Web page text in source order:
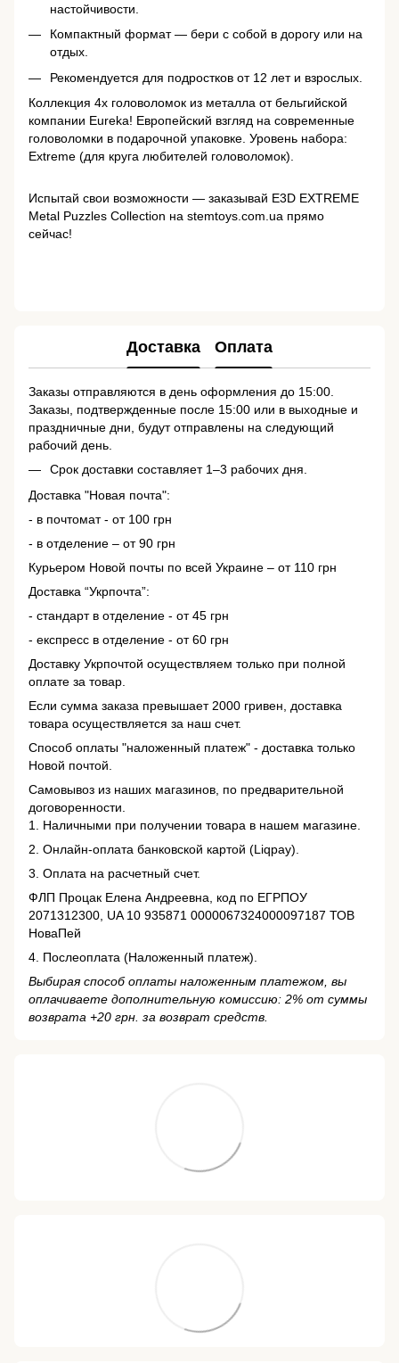
настойчивости.
Компактный формат — бери с собой в дорогу или на
отдых.
Рекомендуется для подростков от 12 лет и взрослых.
Коллекция 4х головоломок из металла от бельгийской
компании Eureka! Европейский взгляд на современные
головоломки в подарочной упаковке. Уровень набора:
Extreme (для круга любителей головоломок).
Испытай свои возможности — заказывай E3D EXTREME
Metal Puzzles Collection на stemtoys.com.ua прямо
сейчас!
Доставка Оплата
Заказы отправляются в день оформления до 15:00.
Заказы, подтвержденные после 15:00 или в выходные и
праздничные дни, будут отправлены на следующий
рабочий день.
Срок доставки составляет 1–3 рабочих дня.
Доставка "Новая почта":
- в почтомат - от 100 грн
- в отделение – от 90 грн
Курьером Новой почты по всей Украине – от 110 грн
Доставка “Укрпочта”:
- стандарт в отделение - от 45 грн
- експресс в отделение - от 60 грн
Доставку Укрпочтой осуществляем только при полной
оплате за товар.
Если сумма заказа превышает 2000 гривен, доставка
товара осуществляется за наш счет.
Способ оплаты "наложенный платеж" - доставка только
Новой почтой.
Самовывоз из наших магазинов, по предварительной
договоренности.
1. Наличными при получении товара в нашем магазине.
2. Онлайн-оплата банковской картой (Liqpay).
3. Оплата на расчетный счет.
ФЛП Процак Елена Андреевна, код по ЕГРПОУ
2071312300, UA 10 935871 0000067324000097187 ТОВ
НоваПей
4. Послеоплата (Наложенный платеж).
Выбирая способ оплаты наложенным платежом, вы
оплачиваете дополнительную комиссию: 2% от суммы
возврата +20 грн. за возврат средств.